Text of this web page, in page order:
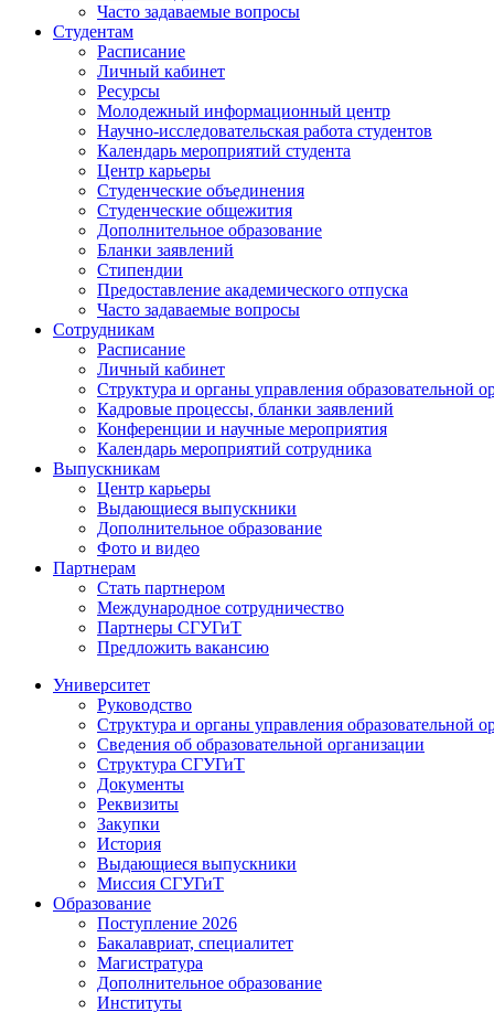
Часто задаваемые вопросы
Студентам
Расписание
Личный кабинет
Ресурсы
Молодежный информационный центр
Научно-исследовательская работа студентов
Календарь мероприятий студента
Центр карьеры
Студенческие объединения
Студенческие общежития
Дополнительное образование
Бланки заявлений
Стипендии
Предоставление академического отпуска
Часто задаваемые вопросы
Сотрудникам
Расписание
Личный кабинет
Структура и органы управления образовательной
Кадровые процессы, бланки заявлений
Конференции и научные мероприятия
Календарь мероприятий сотрудника
Выпускникам
Центр карьеры
Выдающиеся выпускники
Дополнительное образование
Фото и видео
Партнерам
Стать партнером
Международное сотрудничество
Партнеры СГУГиТ
Предложить вакансию
Университет
Руководство
Структура и органы управления образовательной
Сведения об образовательной организации
Структура СГУГиТ
Документы
Реквизиты
Закупки
История
Выдающиеся выпускники
Миссия СГУГиТ
Образование
Поступление 2026
Бакалавриат, специалитет
Магистратура
Дополнительное образование
Институты